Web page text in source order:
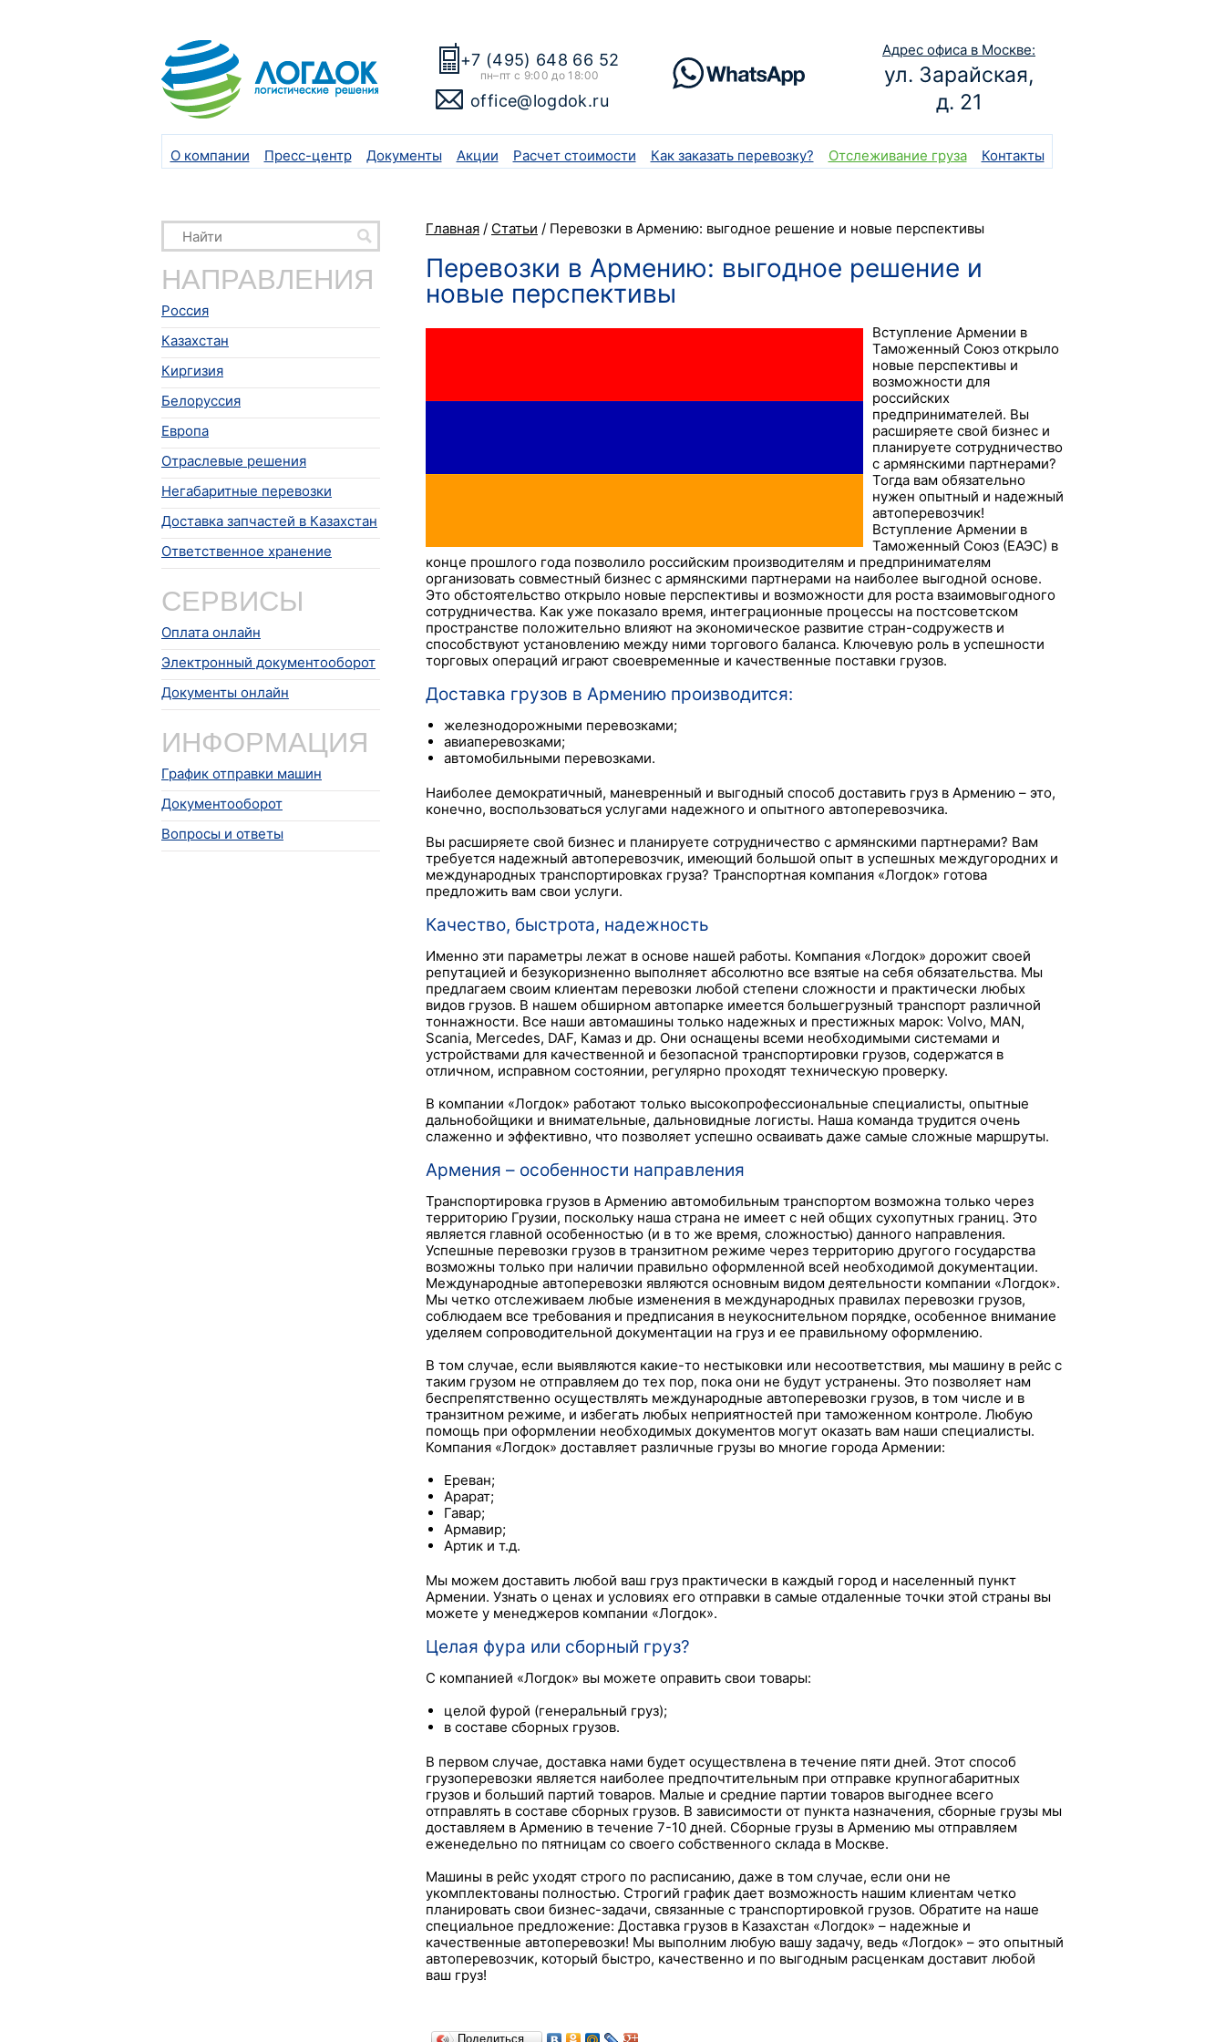
+7 (495) 648 66 52
пн–пт с 9:00 до 18:00
office@logdok.ru
Адрес офиса в Москве:
ул. Зарайская,
д. 21
О компании Пресс-центр Документы Акции Расчет стоимости Как заказать перевозку? Отслеживание груза Контакты
НАПРАВЛЕНИЯ
Россия
Казахстан
Киргизия
Белоруссия
Европа
Отраслевые решения
Негабаритные перевозки
Доставка запчастей в Казахстан
Ответственное хранение
СЕРВИСЫ
Оплата онлайн
Электронный документооборот
Документы онлайн
ИНФОРМАЦИЯ
График отправки машин
Документооборот
Вопросы и ответы
Главная / Статьи / Перевозки в Армению: выгодное решение и новые перспективы
Перевозки в Армению: выгодное решение и
новые перспективы
Вступление Армении в
Таможенный Союз открыло
новые перспективы и
возможности для
российских
предпринимателей. Вы
расширяете свой бизнес и
планируете сотрудничество
с армянскими партнерами?
Тогда вам обязательно
нужен опытный и надежный
автоперевозчик!
Вступление Армении в
Таможенный Союз (ЕАЭС) в
конце прошлого года позволило российским производителям и предпринимателям
организовать совместный бизнес с армянскими партнерами на наиболее выгодной основе.
Это обстоятельство открыло новые перспективы и возможности для роста взаимовыгодного
сотрудничества. Как уже показало время, интеграционные процессы на постсоветском
пространстве положительно влияют на экономическое развитие стран-содружеств и
способствуют установлению между ними торгового баланса. Ключевую роль в успешности
торговых операций играют своевременные и качественные поставки грузов.
Доставка грузов в Армению производится:
железнодорожными перевозками;
авиаперевозками;
автомобильными перевозками.
Наиболее демократичный, маневренный и выгодный способ доставить груз в Армению – это,
конечно, воспользоваться услугами надежного и опытного автоперевозчика.
Вы расширяете свой бизнес и планируете сотрудничество с армянскими партнерами? Вам
требуется надежный автоперевозчик, имеющий большой опыт в успешных междугородних и
международных транспортировках груза? Транспортная компания «Логдок» готова
предложить вам свои услуги.
Качество, быстрота, надежность
Именно эти параметры лежат в основе нашей работы. Компания «Логдок» дорожит своей
репутацией и безукоризненно выполняет абсолютно все взятые на себя обязательства. Мы
предлагаем своим клиентам перевозки любой степени сложности и практически любых
видов грузов. В нашем обширном автопарке имеется большегрузный транспорт различной
тоннажности. Все наши автомашины только надежных и престижных марок: Volvo, MAN,
Scania, Mercedes, DAF, Камаз и др. Они оснащены всеми необходимыми системами и
устройствами для качественной и безопасной транспортировки грузов, содержатся в
отличном, исправном состоянии, регулярно проходят техническую проверку.
В компании «Логдок» работают только высокопрофессиональные специалисты, опытные
дальнобойщики и внимательные, дальновидные логисты. Наша команда трудится очень
слаженно и эффективно, что позволяет успешно осваивать даже самые сложные маршруты.
Армения – особенности направления
Транспортировка грузов в Армению автомобильным транспортом возможна только через
территорию Грузии, поскольку наша страна не имеет с ней общих сухопутных границ. Это
является главной особенностью (и в то же время, сложностью) данного направления.
Успешные перевозки грузов в транзитном режиме через территорию другого государства
возможны только при наличии правильно оформленной всей необходимой документации.
Международные автоперевозки являются основным видом деятельности компании «Логдок».
Мы четко отслеживаем любые изменения в международных правилах перевозки грузов,
соблюдаем все требования и предписания в неукоснительном порядке, особенное внимание
уделяем сопроводительной документации на груз и ее правильному оформлению.
В том случае, если выявляются какие-то нестыковки или несоответствия, мы машину в рейс с
таким грузом не отправляем до тех пор, пока они не будут устранены. Это позволяет нам
беспрепятственно осуществлять международные автоперевозки грузов, в том числе и в
транзитном режиме, и избегать любых неприятностей при таможенном контроле. Любую
помощь при оформлении необходимых документов могут оказать вам наши специалисты.
Компания «Логдок» доставляет различные грузы во многие города Армении:
Ереван;
Арарат;
Гавар;
Армавир;
Артик и т.д.
Мы можем доставить любой ваш груз практически в каждый город и населенный пункт
Армении. Узнать о ценах и условиях его отправки в самые отдаленные точки этой страны вы
можете у менеджеров компании «Логдок».
Целая фура или сборный груз?
С компанией «Логдок» вы можете оправить свои товары:
целой фурой (генеральный груз);
в составе сборных грузов.
В первом случае, доставка нами будет осуществлена в течение пяти дней. Этот способ
грузоперевозки является наиболее предпочтительным при отправке крупногабаритных
грузов и больший партий товаров. Малые и средние партии товаров выгоднее всего
отправлять в составе сборных грузов. В зависимости от пункта назначения, сборные грузы мы
доставляем в Армению в течение 7-10 дней. Сборные грузы в Армению мы отправляем
еженедельно по пятницам со своего собственного склада в Москве.
Машины в рейс уходят строго по расписанию, даже в том случае, если они не
укомплектованы полностью. Строгий график дает возможность нашим клиентам четко
планировать свои бизнес-задачи, связанные с транспортировкой грузов. Обратите на наше
специальное предложение: Доставка грузов в Казахстан «Логдок» – надежные и
качественные автоперевозки! Мы выполним любую вашу задачу, ведь «Логдок» – это опытный
автоперевозчик, который быстро, качественно и по выгодным расценкам доставит любой
ваш груз!
Поделиться…